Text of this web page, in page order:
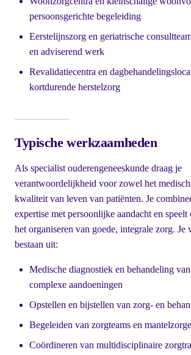
persoonsgerichte begeleiding
Eerstelijnszorg en geriatrische
en adviserend werk
Revalidatiecentra en
kortdurende herstelzorg
Typische werkzaamheden
Als specialist ouderengeneeskunde draag je
verantwoordelijkheid voor zowel het
kwaliteit van leven van patiënten. Je
expertise met persoonlijke aandacht en speelt
het organiseren van goede, integrale zorg. Je
bestaan uit:
Medische diagnostiek en behandeling
complexe aandoeningen
Opstellen en bijstellen van zorg- en
Begeleiden van zorgteams en
Coördineren van multidisciplinaire